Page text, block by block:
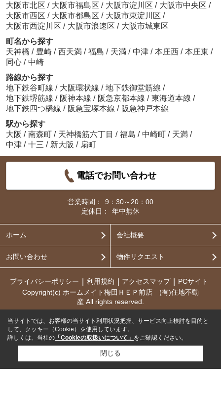
大阪市北区 / 大阪市福島区 / 大阪市淀川区 / 大阪市中央区 /
大阪市西区 / 大阪市都島区 / 大阪市東淀川区 /
大阪市西淀川区 / 大阪市浪速区 / 大阪市城東区
町名から探す
天神橋 / 豊崎 / 西天満 / 福島 / 天満 / 中津 / 本庄西 / 本庄東 /
同心 / 中崎
路線から探す
地下鉄谷町線 / 大阪環状線 / 地下鉄御堂筋線 /
地下鉄堺筋線 / 阪神本線 / 阪急京都本線 / 東海道本線 /
地下鉄四つ橋線 / 阪急宝塚本線 / 阪急神戸本線
駅から探す
大阪 / 南森町 / 天神橋筋六丁目 / 福島 / 中崎町 / 天満 /
中津 / 十三 / 新大阪 / 扇町
電話でお問い合わせ
営業時間：
9：30～20：00
定休日：
年中無休
ホーム 会社概要
お問い合わせ 物件リクエスト
プライバシーポリシー 利用規約 アクセスマップ
PCサイト
Copyright(c) ホームメイト梅田ＨＥＰ前店 (有)住地不動
産 All rights reserved.
当サイトでは、お客様の当サイト利用状況把握、サービス向上検討を目的と
して、クッキー（Cookie）を使用しています。
詳しくは、当社の 「Cookieの取扱いについて」 をご確認ください。
閉じる